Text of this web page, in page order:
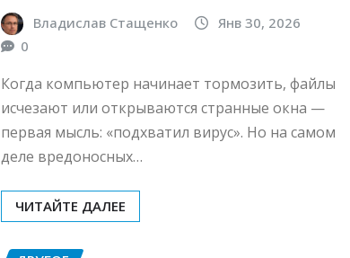
Владислав Стащенко
Янв 30, 2026
0
Когда компьютер начинает тормозить, файлы
исчезают или открываются странные окна —
первая мысль: «подхватил вирус». Но на самом
деле вредоносных…
ЧИТАЙТЕ ДАЛЕЕ